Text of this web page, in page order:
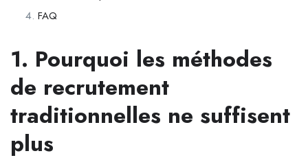
FAQ
1. Pourquoi les méthodes
de recrutement
traditionnelles ne suffisent
plus